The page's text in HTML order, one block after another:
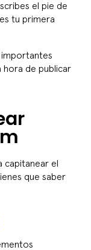
el pie de
tu primera
importantes
de publicar
capitanear el
que saber